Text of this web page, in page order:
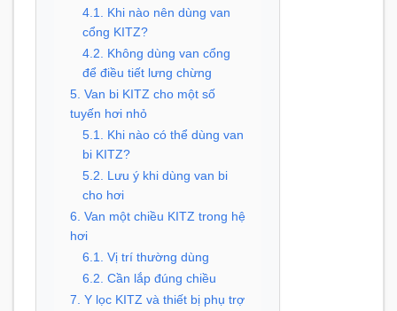
4.1. Khi nào nên dùng van
cổng KITZ?
4.2. Không dùng van cổng
để điều tiết lưng chừng
5. Van bi KITZ cho một số
tuyến hơi nhỏ
5.1. Khi nào có thể dùng van
bi KITZ?
5.2. Lưu ý khi dùng van bi
cho hơi
6. Van một chiều KITZ trong hệ
hơi
6.1. Vị trí thường dùng
6.2. Cần lắp đúng chiều
7. Y lọc KITZ và thiết bị phụ trợ